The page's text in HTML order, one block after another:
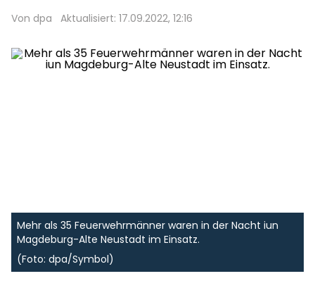
Von dpa Aktualisiert: 17.09.2022, 12:16
Mehr als 35 Feuerwehrmänner waren in der Nacht iun
Magdeburg-Alte Neustadt im Einsatz.
(Foto: dpa/Symbol)